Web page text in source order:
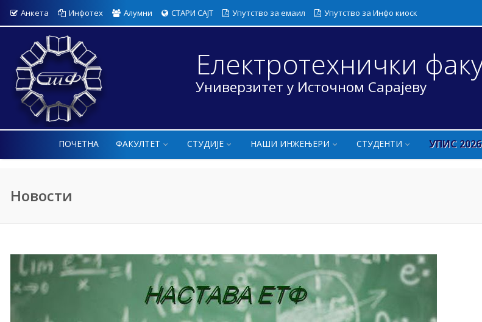
Анкета Инфотех Алумни СТАРИ САЈТ Упутство за емаил Упутство за Инфо киоск
Електротехнички
Универзитет у Источном Сарајеву
ПОЧЕТНА ФАКУЛТЕТ СТУДИЈЕ НАШИ ИНЖЕЊЕРИ СТУДЕНТИ УПИС
Новости